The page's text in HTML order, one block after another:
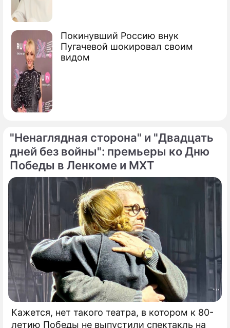
Покинувший Россию внук
Пугачевой шокировал своим
видом
По теме
Юбилейный фестиваль "Амурская
осень" назвал лучшие фильмы и
спектакли страны
"Ненаглядная сторона" и "Двадцать
дней без войны": премьеры ко Дню
Победы в Ленкоме и МХТ
Кажется, нет такого театра, в котором к 80-
летию Победы не выпустили спектакль на